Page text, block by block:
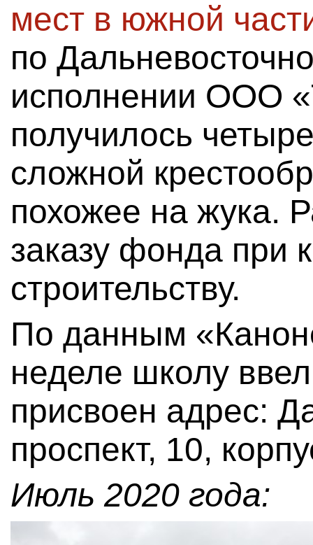
мест в южной
по
исполнении ООО
получилось
сложной
похожее на жука.
заказу фонда при
строительству.
По данным
неделе школу
присвоен адрес:
проспект, 10,
Июль 2020 года: